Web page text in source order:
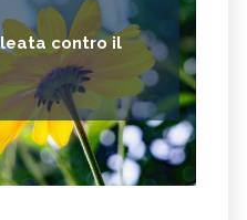
contro il